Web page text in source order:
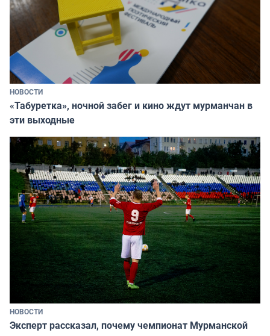
НОВОСТИ
«Табуретка», ночной забег и кино ждут мурманчан в
эти выходные
НОВОСТИ
Эксперт рассказал, почему чемпионат Мурманской